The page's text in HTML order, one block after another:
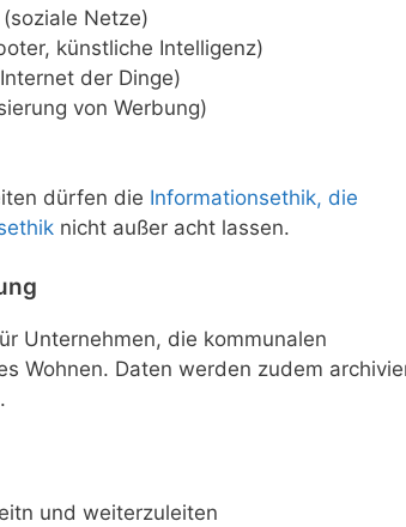
Netze)
künstliche Intelligenz)
der Dinge)
von Werbung)
dürfen die Informationsethik, die
nicht außer acht lassen.
Unternehmen, die kommunalen
Wohnen. Daten werden zudem
und weiterzuleiten